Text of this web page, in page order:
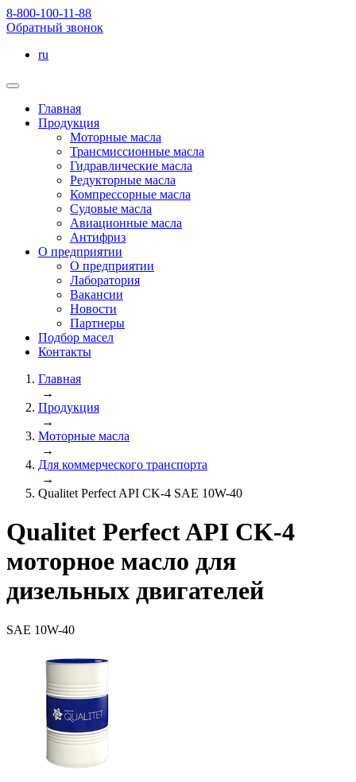
8-800-100-11-88
Обратный звонок
ru
Главная
Продукция
Моторные масла
Трансмиссионные масла
Гидравлические масла
Редукторные масла
Компрессорные масла
Судовые масла
Авиационные масла
Антифриз
О предприятии
О предприятии
Лаборатория
Вакансии
Новости
Партнеры
Подбор масел
Контакты
Главная
→
Продукция
→
Моторные масла
→
Для коммерческого транспорта
→
Qualitet Perfect API CK-4 SAE 10W-40
Qualitet Perfect API CK-4
моторное масло для
дизельных двигателей
SAE 10W-40